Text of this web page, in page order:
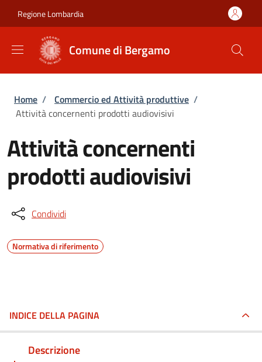
Regione Lombardia
Comune di Bergamo
Briciole di pane
Home / Commercio ed Attività produttive /
Attività concernenti prodotti audiovisivi
Attività concernenti
prodotti audiovisivi
Condividi
Normativa di riferimento
INDICE DELLA PAGINA
Descrizione